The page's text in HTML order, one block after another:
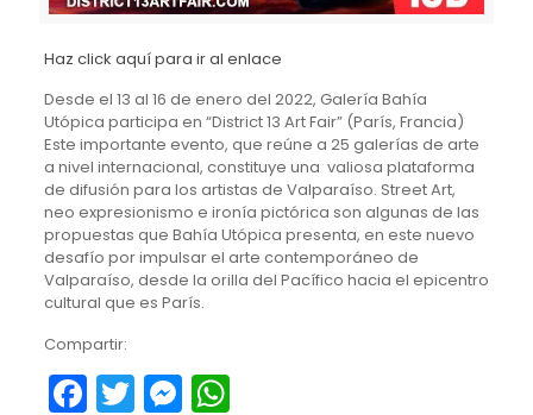
Haz click aquí para ir al enlace
Desde el 13 al 16 de enero del 2022, Galería Bahía
Utópica participa en “District 13 Art Fair” (París, Francia)
Este importante evento, que reúne a 25 galerías de arte
a nivel internacional, constituye una valiosa plataforma
de difusión para los artistas de Valparaíso. Street Art,
neo expresionismo e ironía pictórica son algunas de las
propuestas que Bahía Utópica presenta, en este nuevo
desafío por impulsar el arte contemporáneo de
Valparaíso, desde la orilla del Pacífico hacia el epicentro
cultural que es París.
Compartir:
Facebook
TwitterMessenger
WhatsApp